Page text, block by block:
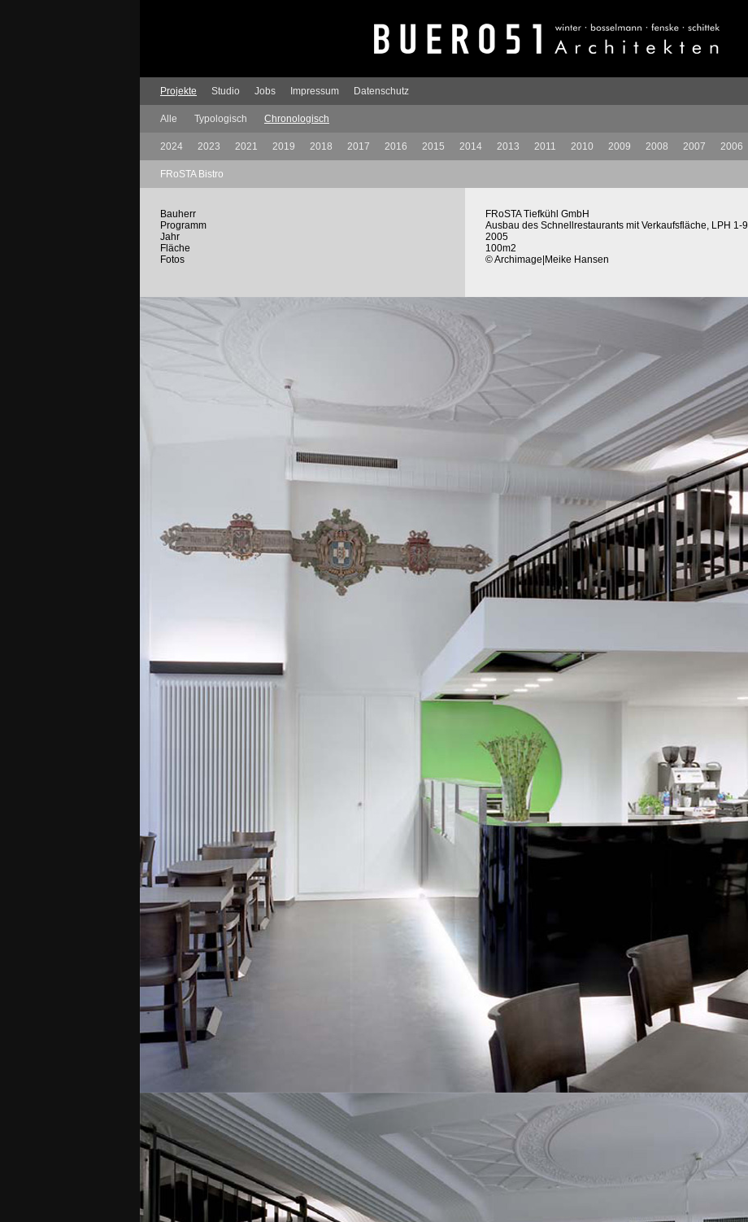
Projekte Studio Jobs Impressum Datenschutz
Alle Typologisch Chronologisch
2024 2023 2021 2019 2018 2017 2016 2015 2014 2013 2011 2010 2009 2008 2007 2006
FRoSTA Bistro
Bauherr
Programm
Jahr
Fläche
Fotos
FRoSTA Tiefkühl GmbH
Ausbau des Schnellrestaurants mit Verkaufsfläche, LPH 1-9
2005
100m2
© Archimage|Meike Hansen